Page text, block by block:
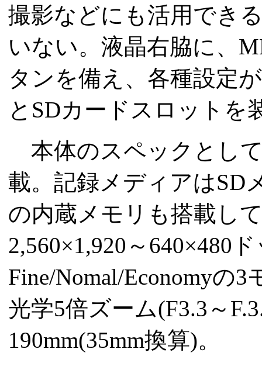
撮影などにも活用でき
いない。液晶右脇に、
タンを備え、各種設定
とSDカードスロットを
本体のスペックとし
載。記録メディアはSD
の内蔵メモリも搭載し
2,560×1,920～640×480
Fine/Nomal/Economyの
光学5倍ズーム(F3.3～
190mm(35mm換算)。